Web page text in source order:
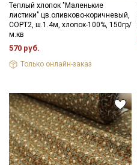
Теплый хлопок "Маленькие
листики" цв.оливково-коричневый,
СОРТ2, ш.1.4м, хлопок-100%, 150гр/
м.кв
570 руб.
Только онлайн-заказ